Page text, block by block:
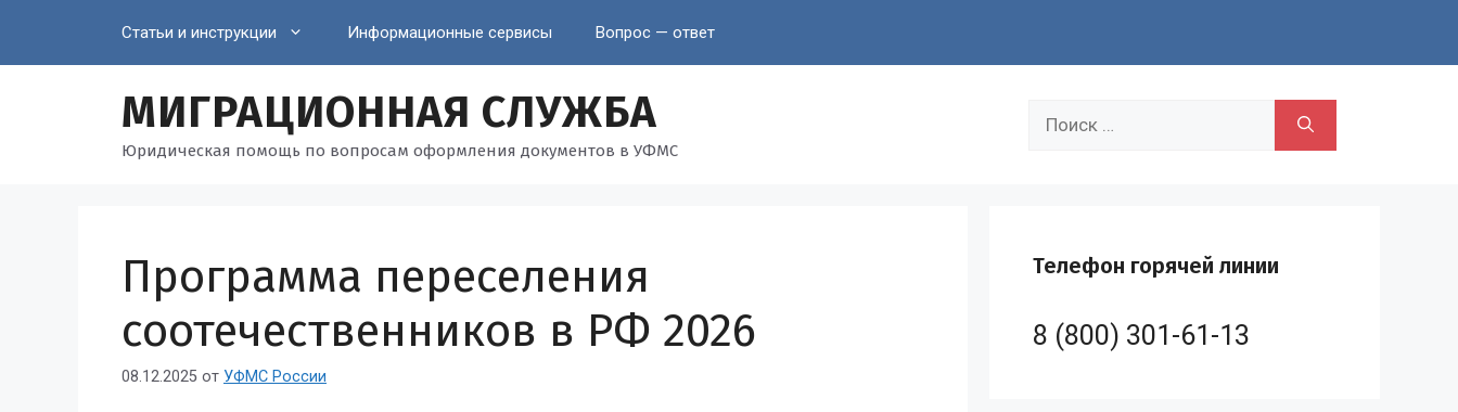
содержимому
Статьи и инструкции Информационные сервисы Вопрос — ответ
МИГРАЦИОННАЯ СЛУЖБА
Юридическая помощь по вопросам оформления документов в УФМС
Программа переселения
соотечественников в РФ 2026
08.12.2025 от УФМС России
Телефон горячей линии
8 (800) 301-61-13